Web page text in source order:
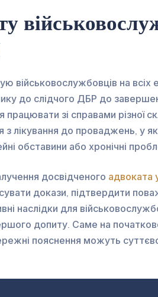
військовослужбовців на всіх
до слідчого ДБР до
зі справами різної
лікування до проваджень, у
обставини або хронічні
досвідченого адвоката
докази, підтвердити
наслідки для
допиту. Саме на
пояснення можуть